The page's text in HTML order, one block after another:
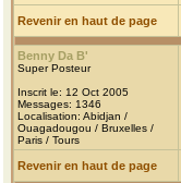
Revenir en haut de page
Benny Da B'
Super Posteur
Inscrit le: 12 Oct 2005
Messages: 1346
Localisation: Abidjan /
Ouagadougou / Bruxelles /
Paris / Tours
Revenir en haut de page